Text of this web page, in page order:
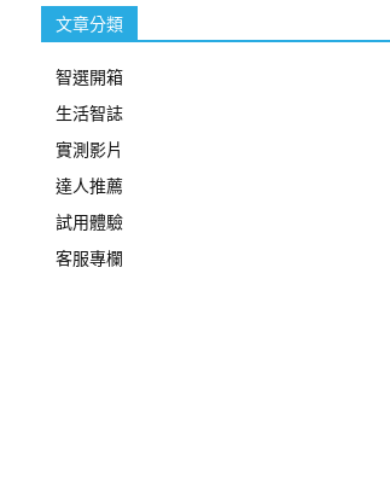
文章分類
智選開箱
生活智誌
實測影片
達人推薦
試用體驗
客服專欄